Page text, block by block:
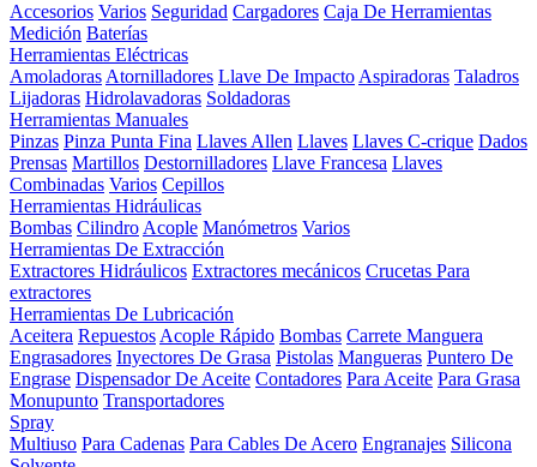
Accesorios Varios Seguridad Cargadores Caja De Herramientas
Medición Baterías
Herramientas Eléctricas
Amoladoras Atornilladores Llave De Impacto Aspiradoras Taladros
Lijadoras Hidrolavadoras Soldadoras
Herramientas Manuales
Pinzas Pinza Punta Fina Llaves Allen Llaves Llaves C-crique Dados
Prensas Martillos Destornilladores Llave Francesa Llaves
Combinadas Varios Cepillos
Herramientas Hidráulicas
Bombas Cilindro Acople Manómetros Varios
Herramientas De Extracción
Extractores Hidráulicos Extractores mecánicos Crucetas Para
extractores
Herramientas De Lubricación
Aceitera Repuestos Acople Rápido Bombas Carrete Manguera
Engrasadores Inyectores De Grasa Pistolas Mangueras Puntero De
Engrase Dispensador De Aceite Contadores Para Aceite Para Grasa
Monupunto Transportadores
Spray
Multiuso Para Cadenas Para Cables De Acero Engranajes Silicona